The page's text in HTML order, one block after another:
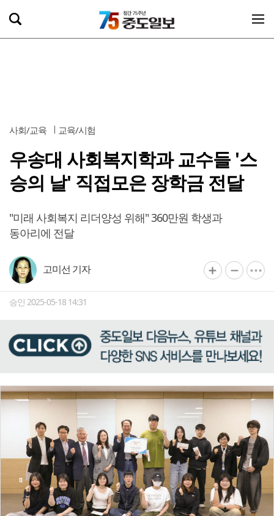
사회/교육 교육/시험
우송대 사회복지학과 교수들 '스
승의 날' 직접모은 장학금 전달
"미래 사회복지 리더양성 위해" 360만원 학생과
동아리에 전달
고미선 기자
승인 2025-05-18 14:31